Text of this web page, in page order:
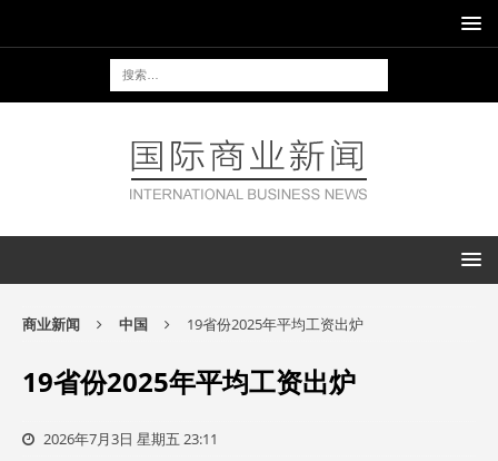
商业新闻 中国 19省份2025年平均工资出炉
19省份2025年平均工资出炉
2026年7月3日 星期五 23:11